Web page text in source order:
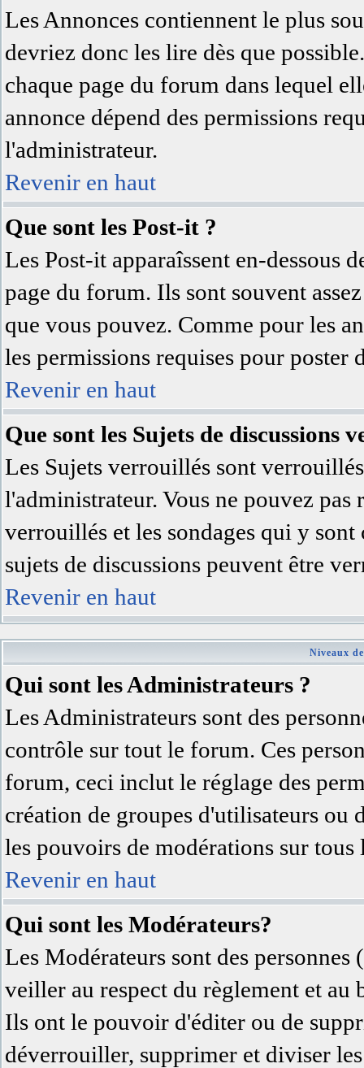
Les Annonces contiennent le plus
devriez donc les lire dès que
chaque page du forum dans lequel
annonce dépend des permissions
l'administrateur.
Revenir en haut
Que sont les Post-it ?
Les Post-it apparaîssent en-dessous
page du forum. Ils sont souvent
que vous pouvez. Comme pour les
les permissions requises pour poster
Revenir en haut
Que sont les Sujets de discussions
Les Sujets verrouillés sont
l'administrateur. Vous ne pouvez pas
verrouillés et les sondages qui y
sujets de discussions peuvent être
Revenir en haut
Niveaux
Qui sont les Administrateurs ?
Les Administrateurs sont des
contrôle sur tout le forum. Ces
forum, ceci inclut le réglage des
création de groupes d'utilisateurs ou
les pouvoirs de modérations sur tous
Revenir en haut
Qui sont les Modérateurs?
Les Modérateurs sont des
veiller au respect du règlement et
Ils ont le pouvoir d'éditer ou de
déverrouiller, supprimer et diviser